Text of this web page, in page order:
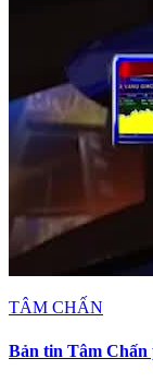
TÂM CHẤN
Bản tin Tâm Chấn